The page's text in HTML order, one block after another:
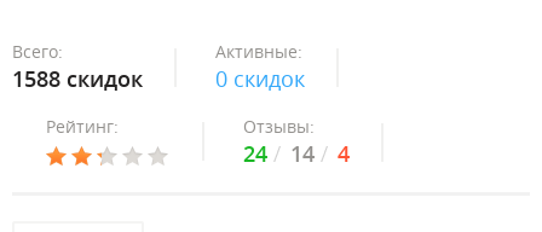
Всего:
1588 скидок
Активные:
0 скидок
Рейтинг: Отзывы:
24 14 4